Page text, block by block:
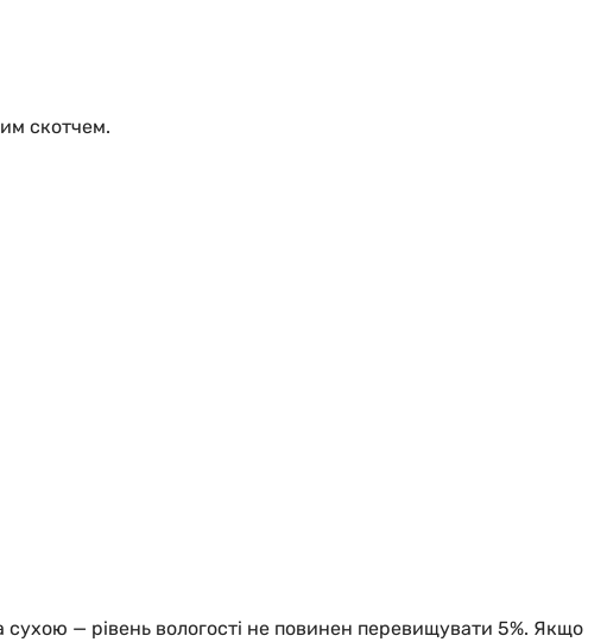
скотчем.
— рівень вологості не повинен перевищувати 5%. Якщо